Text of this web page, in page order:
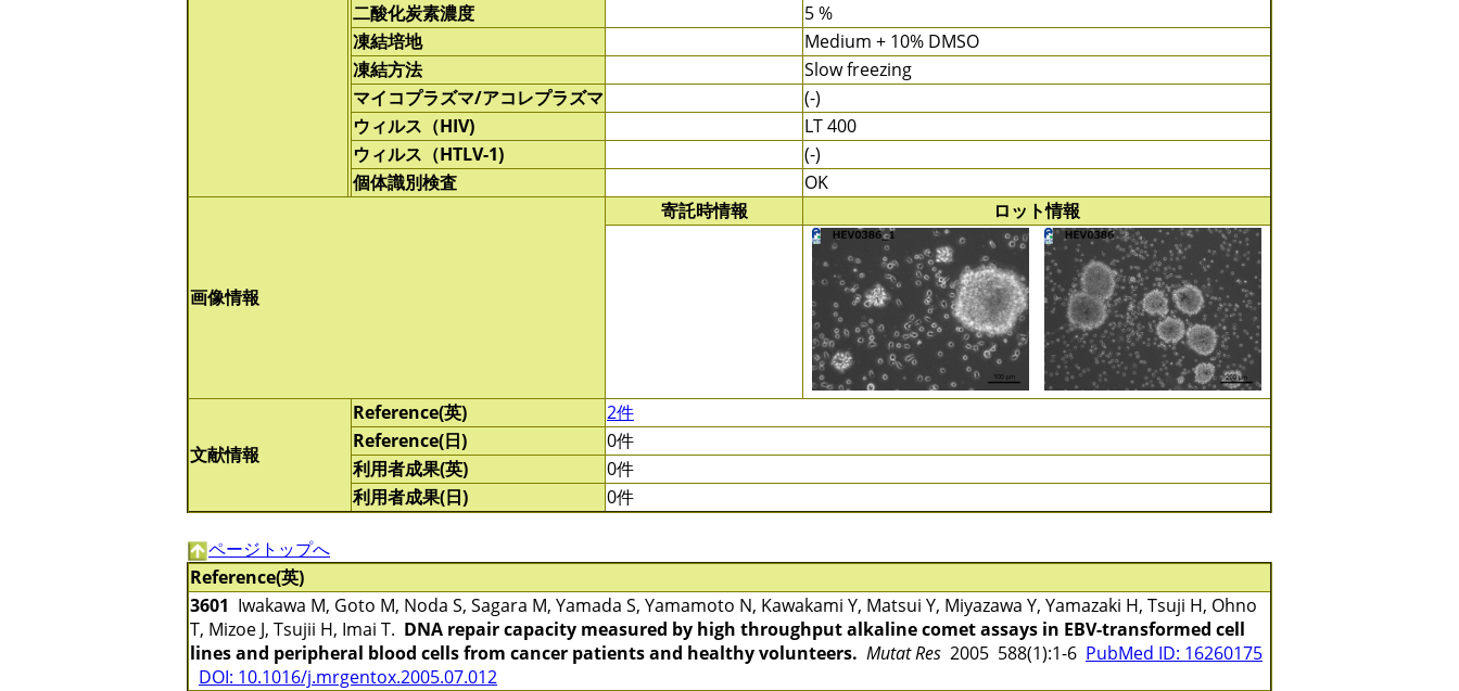
二酸化炭素濃度
5 %
凍結培地
Medium + 10% DMSO
凍結方法
Slow freezing
マイコプラズマ/アコレプラズマ
(-)
ウィルス（HIV)
LT 400
ウィルス（HTLV-1)
(-)
個体識別検査
OK
画像情報
寄託時情報 ロット情報
文献情報
Reference(英)
2件
Reference(日)
0件
利用者成果(英)
0件
利用者成果(日)
0件
ページトップへ
Reference(英)
3601 Iwakawa M, Goto M, Noda S, Sagara M, Yamada S, Yamamoto N, Kawakami Y, Matsui Y, Miyazawa Y, Yamazaki H, Tsuji H, Ohno
T, Mizoe J, Tsujii H, Imai T. DNA repair capacity measured by high throughput alkaline comet assays in EBV-transformed cell
lines and peripheral blood cells from cancer patients and healthy volunteers. Mutat Res 2005 588(1):1-6 PubMed ID: 16260175
DOI: 10.1016/j.mrgentox.2005.07.012